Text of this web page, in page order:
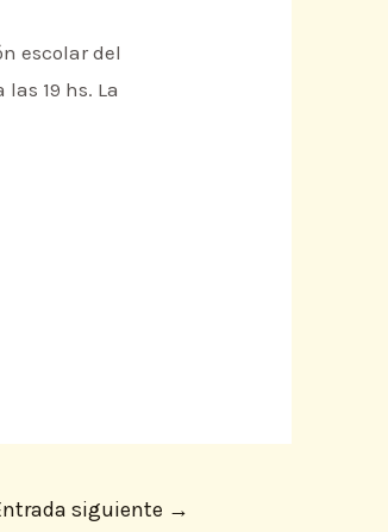
escolar del
19 hs. La
siguiente →